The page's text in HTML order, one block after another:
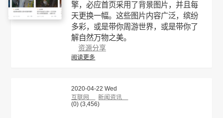
擎，必应首页采用了背景图片，并且每
天更换一幅。这些图片内容广泛，缤纷
多彩，或是带你周游世界，或是带你了
解自然万物之美。
资源分享
阅读更多
2020-04-22 Wed
互联网
新闻资讯
(0) (3,456)